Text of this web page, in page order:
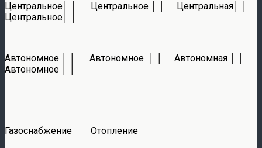
Центральное│ │ Центральное │ │ Центральная│ │
Центральное│ │
Автономное │ │ Автономное │ │ Автономная │ │
Автономное │ │
Газоснабжение Отопление